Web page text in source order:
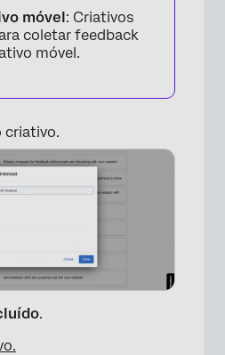
móvel : Criativos
coletar feedback
móvel.
criativo.
.